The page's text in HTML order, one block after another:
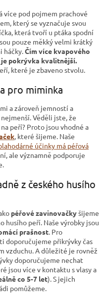
více pod pojmem prachové
který se vyznačuje svou
která tvoří u ptáka spodní
pouze měkký velmi krátký
háčky.Čím více kvapového
pokrývka kvalitnější.
které je zbaveno stvolu.
pro miminka
a zároveň jemností a
Věděli jste, že
peří? Proto jsou vhodné a
, které šijeme. Naše
účinky má péřová
ale významně podporuje
z českého husího
péřové zavinovačkyšijeme
husího peří. Naše výrobky jsou
prašnost. Pro
doporučujeme přikrývky čas
vzduchu. A důležité je rovněž
doporučujeme nechat
jsou více v kontaktu s vlasy a
co 5-7 let). S jejich
pomůžeme.